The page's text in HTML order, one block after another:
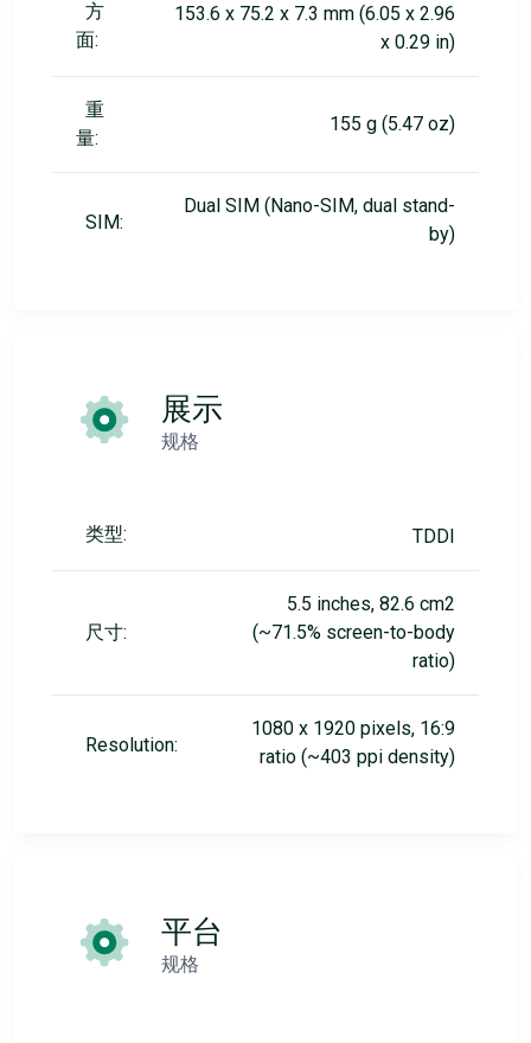
方
面:
153.6 x 75.2 x 7.3 mm (6.05 x 2.96
x 0.29 in)
重
量:
155 g (5.47 oz)
SIM:
Dual SIM (Nano-SIM, dual stand-
by)
展示
规格
类型: TDDI
尺寸:
5.5 inches, 82.6 cm2
(~71.5% screen-to-body
ratio)
Resolution:
1080 x 1920 pixels, 16:9
ratio (~403 ppi density)
平台
规格